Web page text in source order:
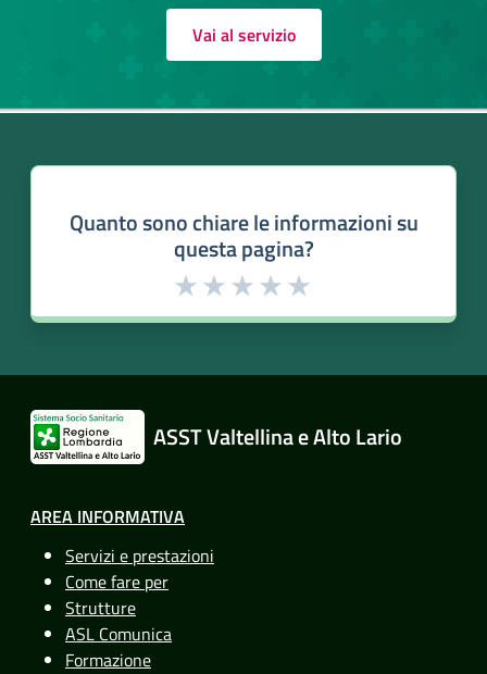
Vai al servizio
Quanto sono chiare le informazioni su
questa pagina?
Valuta da 1 a 5 stelle la pagina
Valuta 5 stelle su 5
Valuta 4 stelle su 5
Valuta 3 stelle su 5
Valuta 2 stelle su 5
Valuta 1 stelle su 5
ASST Valtellina e Alto Lario
AREA INFORMATIVA
Servizi e prestazioni
Come fare per
Strutture
ASL Comunica
Formazione